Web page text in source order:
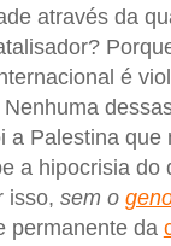
através da
é
Palestina
a hipocrisia
isso, sem o
permanente da